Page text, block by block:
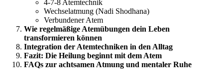
4-7-8 Atemtechnik
Wechselatmung (Nadi Shodhana)
Verbundener Atem
Wie regelmäßige Atemübungen dein Leben
transformieren können
Integration der Atemtechniken in den Alltag
Fazit: Die Heilung beginnt mit dem Atem
FAQs zur achtsamen Atmung und mentaler Ruhe